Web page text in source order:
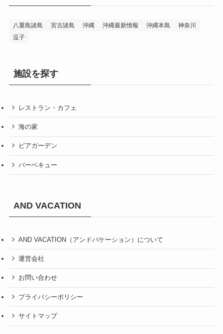
八重島諸島 宮古諸島 沖縄 沖縄最新情報 沖縄本島
神奈川
逗子
施設を探す
レストラン・カフェ
海の家
ビアガーデン
バーベキュー
AND VACATION
AND VACATION（アンドバケーション）について
運営会社
お問い合わせ
プライバシーポリシー
サイトマップ